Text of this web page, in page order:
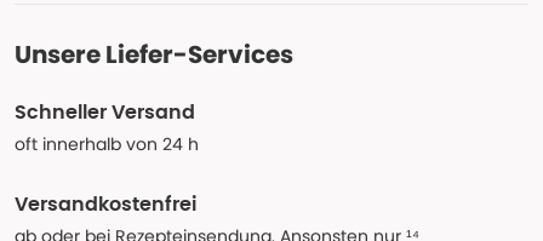
Unsere Liefer-Services
Schneller Versand
oft innerhalb von 24 h
Versandkostenfrei
ab oder bei Rezepteinsendung. Ansonsten nur ¹⁴